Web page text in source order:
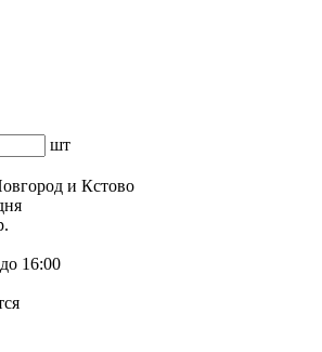
шт
и Кстово
16:00